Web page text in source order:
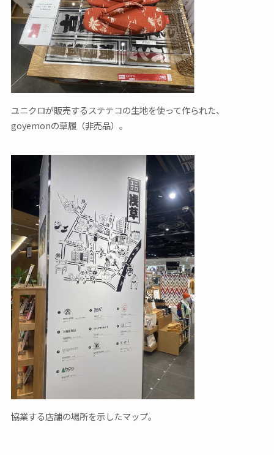
ユニクロが販売するステテコの生地を使って作られた、
goyemonの草履（非売品）。
協業する店舗の場所を示したマップ。